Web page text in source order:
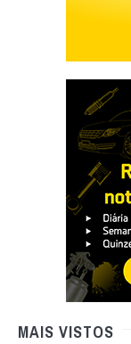
MAIS VISTOS